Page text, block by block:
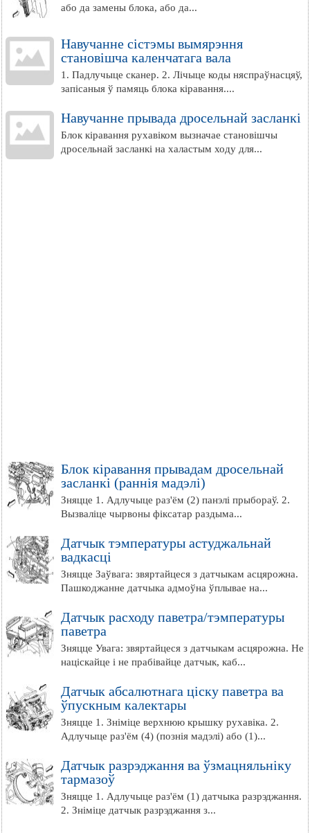
або да замены блока, або да...
Навучанне сістэмы вымярэння
становішча каленчатага вала
1. Падлучыце сканер. 2. Лічыце коды няспраўнасцяў,
запісаныя ў памяць блока кіравання....
Навучанне прывада дросельнай засланкі
Блок кіравання рухавіком вызначае становішчы
дросельнай засланкі на халастым ходу для...
Блок кіравання прывадам дросельнай
засланкі (раннія мадэлі)
Зняцце 1. Адлучыце раз'ём (2) панэлі прыбораў. 2.
Вызваліце чырвоны фіксатар раздыма...
Датчык тэмпературы астуджальнай
вадкасці
Зняцце Заўвага: звяртайцеся з датчыкам асцярожна.
Пашкоджанне датчыка адмоўна ўплывае на...
Датчык расходу паветра/тэмпературы
паветра
Зняцце Увага: звяртайцеся з датчыкам асцярожна. Не
націскайце і не прабівайце датчык, каб...
Датчык абсалютнага ціску паветра ва
ўпускным калектары
Зняцце 1. Зніміце верхнюю крышку рухавіка. 2.
Адлучыце раз'ём (4) (познія мадэлі) або (1)...
Датчык разрэджання ва ўзмацняльніку
тармазоў
Зняцце 1. Адлучыце раз'ём (1) датчыка разрэджання.
2. Зніміце датчык разрэджання з...